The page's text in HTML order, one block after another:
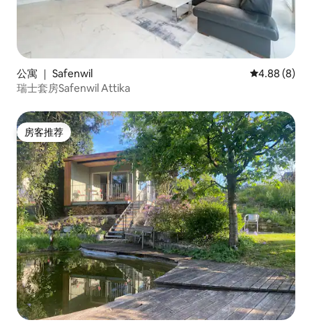
公寓 ｜ Safenwil 平均评分
4.88 (8)
瑞士套房Safenwil Attika
房客推荐
房客推荐